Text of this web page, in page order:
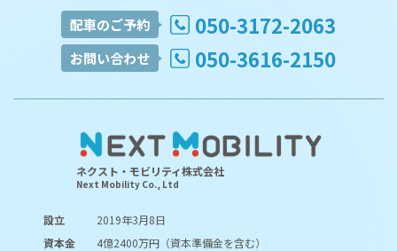
配車のご予約 050-3172-2063
お問い合わせ 050-3616-2150
ネクスト・モビリティ株式会社
Next Mobility Co., Ltd
設立
2019年3月8日
資本金
4億2400万円（資本準備金を含む）